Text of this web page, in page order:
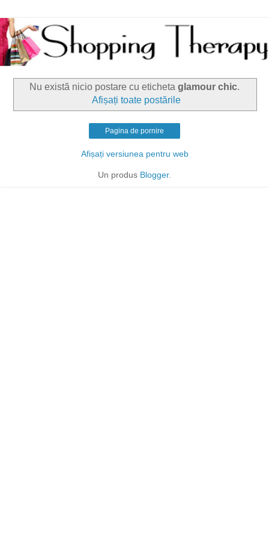
Nu există nicio postare cu eticheta glamour chic.
Afișați toate postările
Pagina de pornire
Afișați versiunea pentru web
Un produs Blogger.